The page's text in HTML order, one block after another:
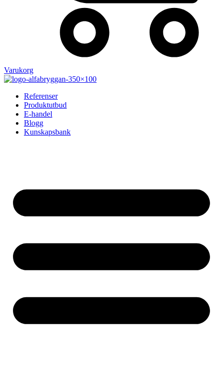
Varukorg
Referenser
Produktutbud
E-handel
Blogg
Kunskapsbank